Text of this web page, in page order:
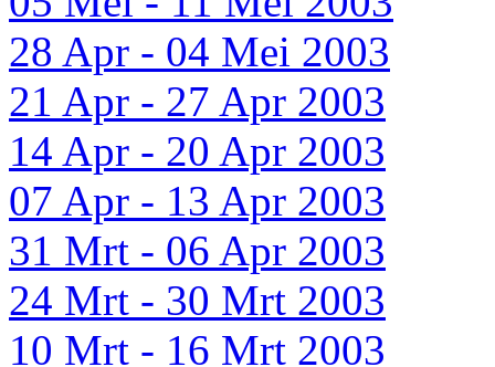
28 Apr - 04 Mei 2003
21 Apr - 27 Apr 2003
14 Apr - 20 Apr 2003
07 Apr - 13 Apr 2003
31 Mrt - 06 Apr 2003
24 Mrt - 30 Mrt 2003
10 Mrt - 16 Mrt 2003